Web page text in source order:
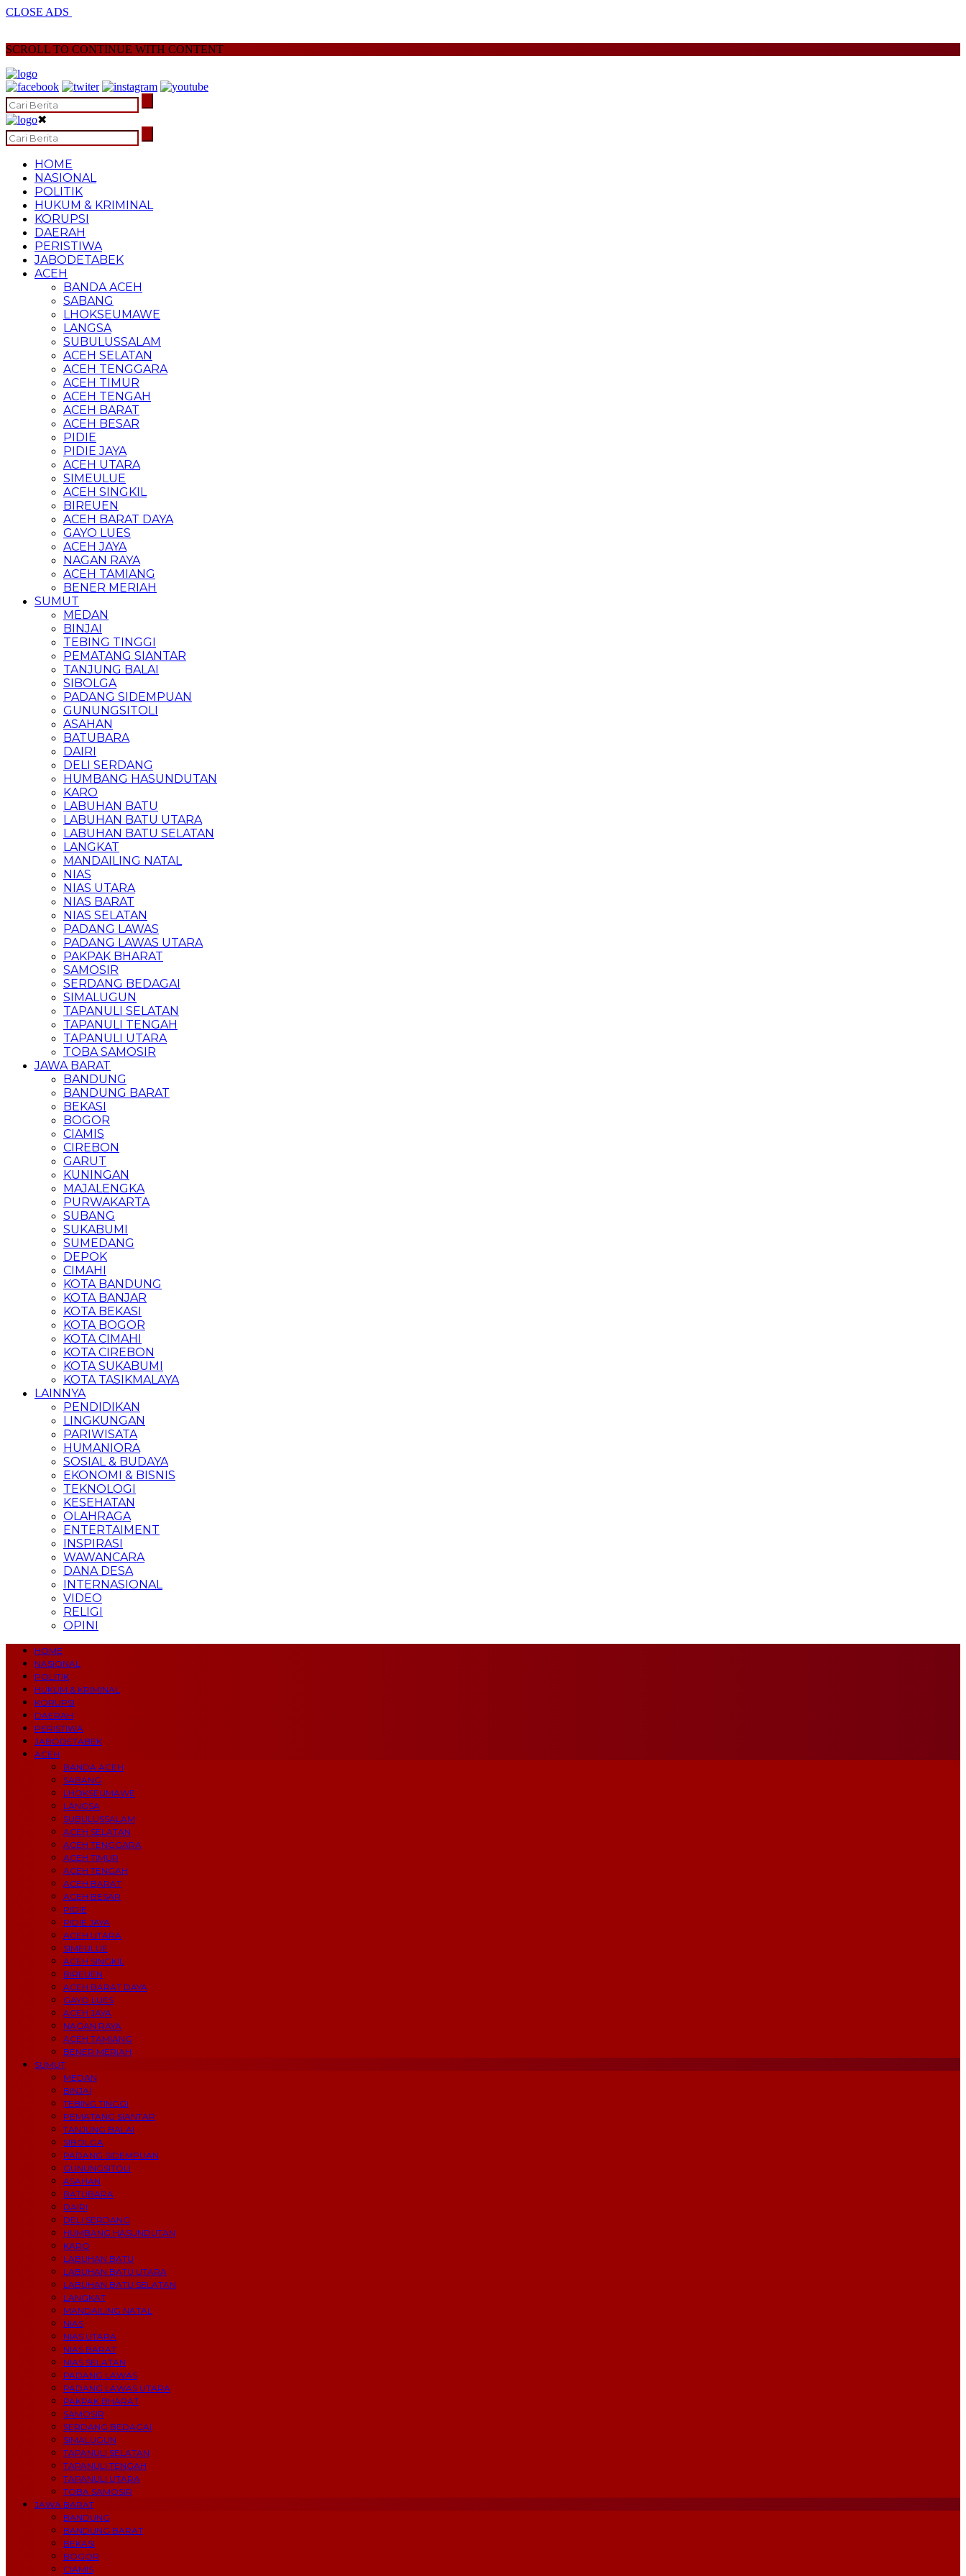
CLOSE ADS
SCROLL TO CONTINUE WITH CONTENT
✖
HOME
NASIONAL
POLITIK
HUKUM & KRIMINAL
KORUPSI
DAERAH
PERISTIWA
JABODETABEK
ACEH
BANDA ACEH
SABANG
LHOKSEUMAWE
LANGSA
SUBULUSSALAM
ACEH SELATAN
ACEH TENGGARA
ACEH TIMUR
ACEH TENGAH
ACEH BARAT
ACEH BESAR
PIDIE
PIDIE JAYA
ACEH UTARA
SIMEULUE
ACEH SINGKIL
BIREUEN
ACEH BARAT DAYA
GAYO LUES
ACEH JAYA
NAGAN RAYA
ACEH TAMIANG
BENER MERIAH
SUMUT
MEDAN
BINJAI
TEBING TINGGI
PEMATANG SIANTAR
TANJUNG BALAI
SIBOLGA
PADANG SIDEMPUAN
GUNUNGSITOLI
ASAHAN
BATUBARA
DAIRI
DELI SERDANG
HUMBANG HASUNDUTAN
KARO
LABUHAN BATU
LABUHAN BATU UTARA
LABUHAN BATU SELATAN
LANGKAT
MANDAILING NATAL
NIAS
NIAS UTARA
NIAS BARAT
NIAS SELATAN
PADANG LAWAS
PADANG LAWAS UTARA
PAKPAK BHARAT
SAMOSIR
SERDANG BEDAGAI
SIMALUGUN
TAPANULI SELATAN
TAPANULI TENGAH
TAPANULI UTARA
TOBA SAMOSIR
JAWA BARAT
BANDUNG
BANDUNG BARAT
BEKASI
BOGOR
CIAMIS
CIREBON
GARUT
KUNINGAN
MAJALENGKA
PURWAKARTA
SUBANG
SUKABUMI
SUMEDANG
DEPOK
CIMAHI
KOTA BANDUNG
KOTA BANJAR
KOTA BEKASI
KOTA BOGOR
KOTA CIMAHI
KOTA CIREBON
KOTA SUKABUMI
KOTA TASIKMALAYA
LAINNYA
PENDIDIKAN
LINGKUNGAN
PARIWISATA
HUMANIORA
SOSIAL & BUDAYA
EKONOMI & BISNIS
TEKNOLOGI
KESEHATAN
OLAHRAGA
ENTERTAIMENT
INSPIRASI
WAWANCARA
DANA DESA
INTERNASIONAL
VIDEO
RELIGI
OPINI
HOME
NASIONAL
POLITIK
HUKUM & KRIMINAL
KORUPSI
DAERAH
PERISTIWA
JABODETABEK
ACEH
BANDA ACEH
SABANG
LHOKSEUMAWE
LANGSA
SUBULUSSALAM
ACEH SELATAN
ACEH TENGGARA
ACEH TIMUR
ACEH TENGAH
ACEH BARAT
ACEH BESAR
PIDIE
PIDIE JAYA
ACEH UTARA
SIMEULUE
ACEH SINGKIL
BIREUEN
ACEH BARAT DAYA
GAYO LUES
ACEH JAYA
NAGAN RAYA
ACEH TAMIANG
BENER MERIAH
SUMUT
MEDAN
BINJAI
TEBING TINGGI
PEMATANG SIANTAR
TANJUNG BALAI
SIBOLGA
PADANG SIDEMPUAN
GUNUNGSITOLI
ASAHAN
BATUBARA
DAIRI
DELI SERDANG
HUMBANG HASUNDUTAN
KARO
LABUHAN BATU
LABUHAN BATU UTARA
LABUHAN BATU SELATAN
LANGKAT
MANDAILING NATAL
NIAS
NIAS UTARA
NIAS BARAT
NIAS SELATAN
PADANG LAWAS
PADANG LAWAS UTARA
PAKPAK BHARAT
SAMOSIR
SERDANG BEDAGAI
SIMALUGUN
TAPANULI SELATAN
TAPANULI TENGAH
TAPANULI UTARA
TOBA SAMOSIR
JAWA BARAT
BANDUNG
BANDUNG BARAT
BEKASI
BOGOR
CIAMIS